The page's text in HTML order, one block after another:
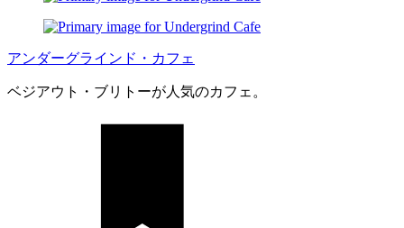
アンダーグラインド・カフェ
ベジアウト・ブリトーが人気のカフェ。